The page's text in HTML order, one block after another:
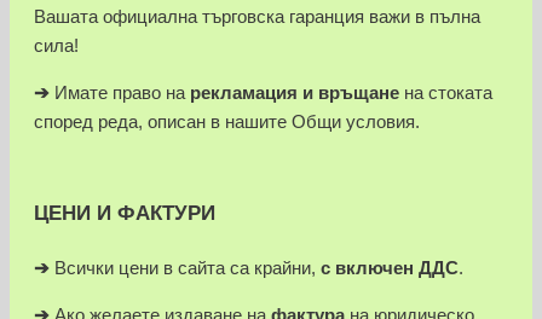
Вашата официална търговска гаранция важи в пълна
сила!
➔ Имате право на рекламация и връщане на стоката
според реда, описан в нашите Общи условия.
ЦЕНИ И ФАКТУРИ
➔ Всички цени в сайта са крайни, с включен ДДС.